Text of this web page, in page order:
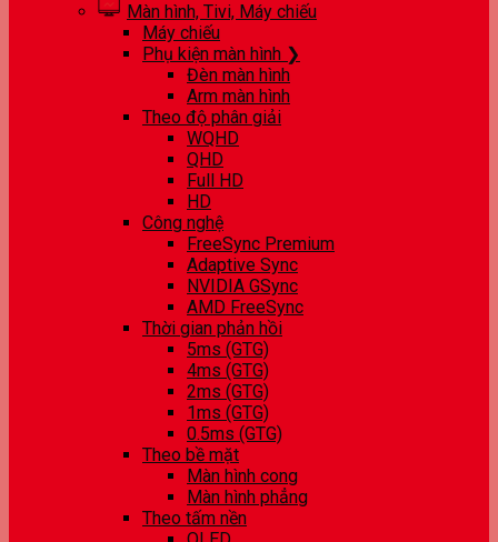
Màn hình, Tivi, Máy chiếu
Máy chiếu
Phụ kiện màn hình ❯
Đèn màn hình
Arm màn hình
Theo độ phân giải
WQHD
QHD
Full HD
HD
Công nghệ
FreeSync Premium
Adaptive Sync
NVIDIA GSync
AMD FreeSync
Thời gian phản hồi
5ms (GTG)
4ms (GTG)
2ms (GTG)
1ms (GTG)
0.5ms (GTG)
Theo bề mặt
Màn hình cong
Màn hình phẳng
Theo tấm nền